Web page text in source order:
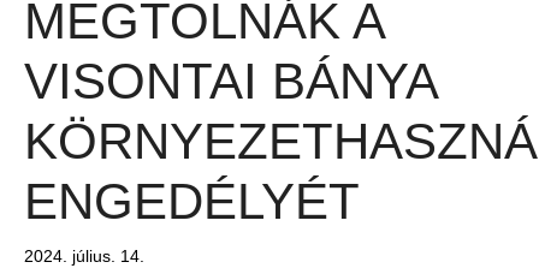
MEGTOLNÁK A
VISONTAI BÁNYA
ENGEDÉLYÉT
2024. július. 14.